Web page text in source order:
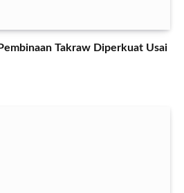
Takraw Diperkuat Usai